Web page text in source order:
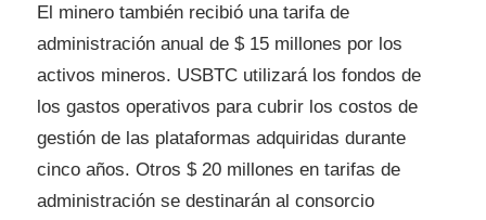
El minero también recibió una tarifa de
administración anual de $ 15 millones por los
activos mineros. USBTC utilizará los fondos de
los gastos operativos para cubrir los costos de
gestión de las plataformas adquiridas durante
cinco años. Otros $ 20 millones en tarifas de
administración se destinarán al consorcio